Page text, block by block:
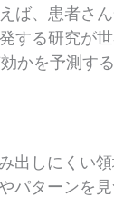
ば、患者さ
る研究が世
かを予測す
出しにくい
パターンを